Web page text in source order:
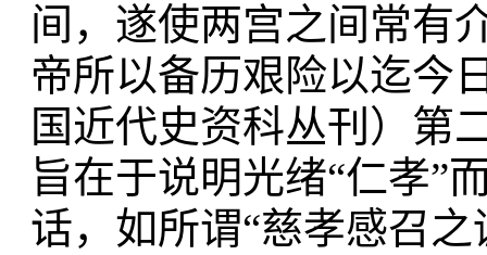
间，遂使两宫之间常有
帝所以备历艰险以迄今
国近代史资科丛刊）第
旨在于说明光绪“仁孝”
话，如所谓“慈孝感召